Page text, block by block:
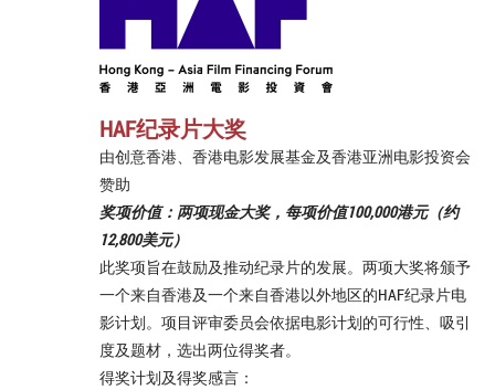
HAF纪录片大奖
由创意香港、香港电影发展基金及香港亚洲电影投资会
赞助
奖项价值： 两项现金大奖，每项价值100,000港元（约
12,800美元）
此奖项旨在鼓励及推动纪录片的发展。两项大奖将颁予
一个来自香港及一个来自香港以外地区的HAF纪录片电
影计划。项目评审委员会依据电影计划的可行性、吸引
度及题材，选出两位得奖者。
得奖计划及得奖感言：